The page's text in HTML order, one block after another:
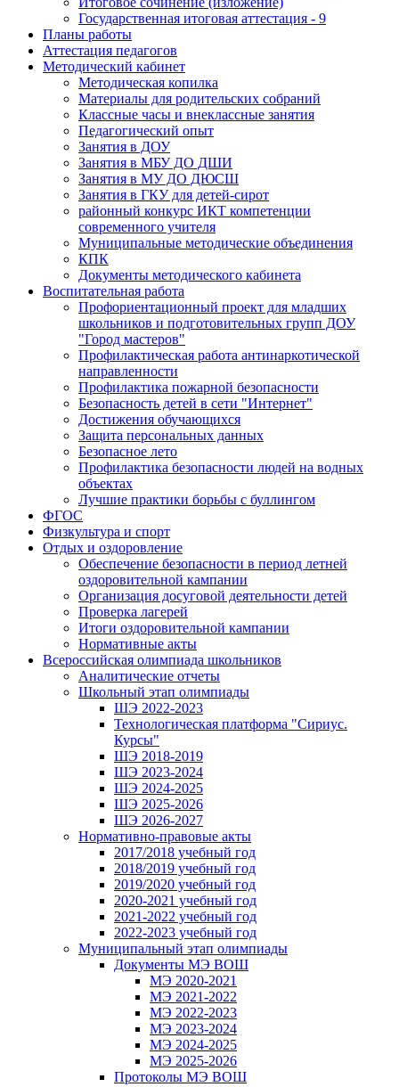
Государственная итоговая аттестация - 9
Планы работы
Аттестация педагогов
Методический кабинет
Методическая копилка
Материалы для родительских собраний
Классные часы и внеклассные занятия
Педагогический опыт
Занятия в ДОУ
Занятия в МБУ ДО ДШИ
Занятия в МУ ДО ДЮСШ
Занятия в ГКУ для детей-сирот
районный конкурс ИКТ компетенции
современного учителя
Муниципальные методические объединения
КПК
Документы методического кабинета
Воспитательная работа
Профориентационный проект для младших
школьников и подготовительных групп ДОУ
"Город мастеров"
Профилактическая работа антинаркотической
направленности
Профилактика пожарной безопасности
Безопасность детей в сети "Интернет"
Достижения обучающихся
Защита персональных данных
Безопасное лето
Профилактика безопасности людей на водных
объектах
Лучшие практики борьбы с буллингом
ФГОС
Физкультура и спорт
Отдых и оздоровление
Обеспечение безопасности в период летней
оздоровительной кампании
Организация досуговой деятельности детей
Проверка лагерей
Итоги оздоровительной кампании
Нормативные акты
Всероссийская олимпиада школьников
Аналитические отчеты
Школьный этап олимпиады
ШЭ 2022-2023
Технологическая платформа "Сириус.
Курсы"
ШЭ 2018-2019
ШЭ 2023-2024
ШЭ 2024-2025
ШЭ 2025-2026
ШЭ 2026-2027
Нормативно-правовые акты
2017/2018 учебный год
2018/2019 учебный год
2019/2020 учебный год
2020-2021 учебный год
2021-2022 учебный год
2022-2023 учебный год
Муниципальный этап олимпиады
Документы МЭ ВОШ
МЭ 2020-2021
МЭ 2021-2022
МЭ 2022-2023
МЭ 2023-2024
МЭ 2024-2025
МЭ 2025-2026
Протоколы МЭ ВОШ